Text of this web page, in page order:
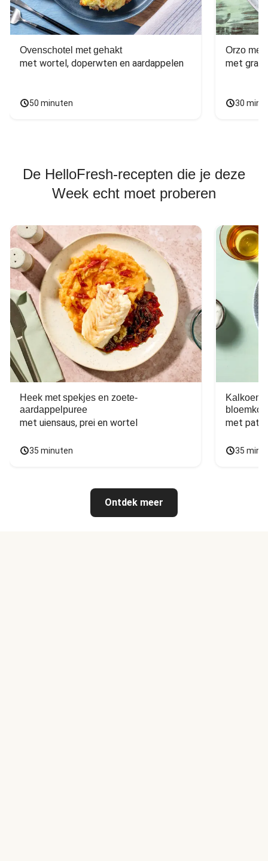
Ovenschotel met gehakt
met wortel, doperwten en aardappelen
50 minuten
Orzo met
met
30
De HelloFresh-recepten die je deze
Week echt moet proberen
Heek met spekjes en zoete-
aardappelpuree
met uiensaus, prei en wortel
35 minuten
Kalkoen
met
35
Ontdek meer